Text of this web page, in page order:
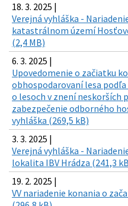
18. 3. 2025 |
Verejná vyhláška -
katastrálnom území
(2,4 MB)
6. 3. 2025 |
Upovedomenie o začiatku
obhospodarovaní lesa podľa
o lesoch v znení neskorších
zabezpečenie odborného
vyhláška (269,5 kB)
3. 3. 2025 |
Verejná vyhláška -
lokalita IBV Hrádza (241,3
19. 2. 2025 |
VV nariadenie konania o